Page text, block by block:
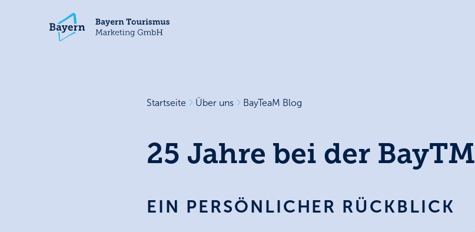
Startseite Über uns BayTeaM Blog
25 Jahre bei der BayTM
EIN PERSÖNLICHER RÜCKBLICK